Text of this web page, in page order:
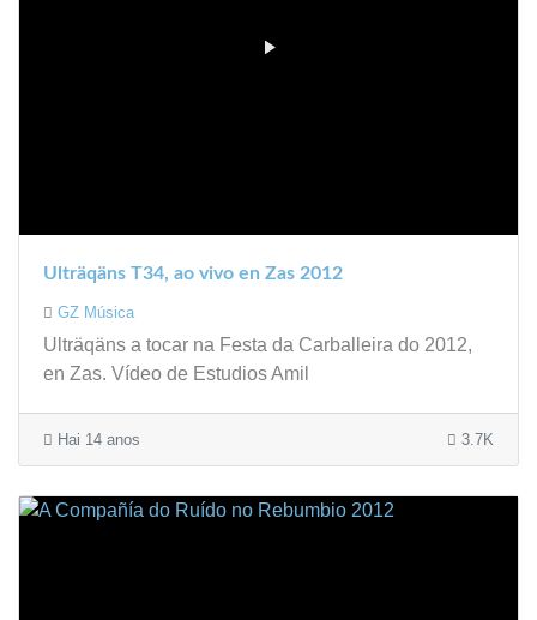
Ulträqäns T34, ao vivo en Zas 2012
GZ Música
Ulträqäns a tocar na Festa da Carballeira do 2012,
en Zas. Vídeo de Estudios Amil
Hai 14 anos 3.7K